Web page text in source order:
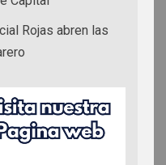
Rojas abren las